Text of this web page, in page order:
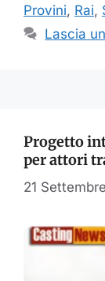
Provini, Rai,
Lascia
Progetto
per attori
21